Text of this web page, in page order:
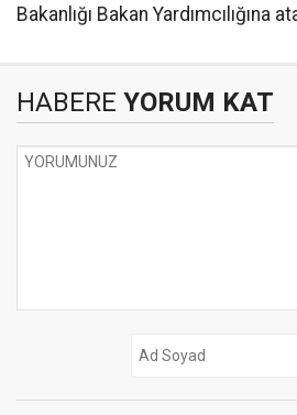
Bakanlığı Bakan Yardımcılığına
HABERE YORUM KAT